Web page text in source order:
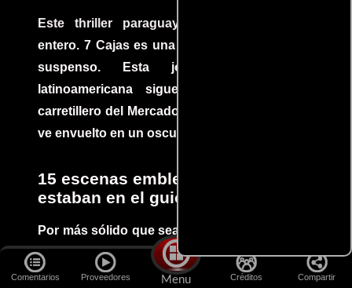
Comentarios Proveedores Menu Créditos Compartir
Este thriller paraguayo cautivó al mundo
entero. 7 Cajas es una explosión de acción y
suspenso. Esta joya cinematográfica
latinoamericana sigue la historia de un
carretillero del Mercado 4 de Asunción que se
ve envuelto en un oscuro mundo de crimen
15 escenas emblemáticas que no
estaban en el guion
Por más sólido que sea un guión siempre hay
espacio para que improvisaciones que se dan
durante el rodaje de determinadas escenas